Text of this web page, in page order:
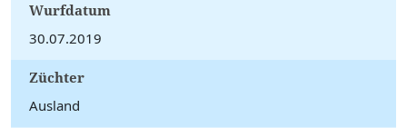
Wurfdatum
30.07.2019
Züchter
Ausland